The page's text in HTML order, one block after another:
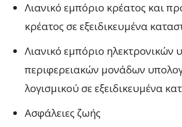
Λιανικό εμπόριο κρέατος και
κρέατος σε εξειδικευμένα
Λιανικό εμπόριο ηλεκτρονικών
περιφερειακών μονάδων
λογισμικού σε εξειδικευμένα
Ασφάλειες ζωής